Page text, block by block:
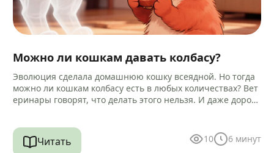
Можно ли кошкам давать колбасу?
Эволюция сделала домашнюю кошку всеядной. Но тогда
можно ли кошкам колбасу есть в любых количествах? Вет
еринары говорят, что делать этого нельзя. И даже дороги
Читать 10 6 минут